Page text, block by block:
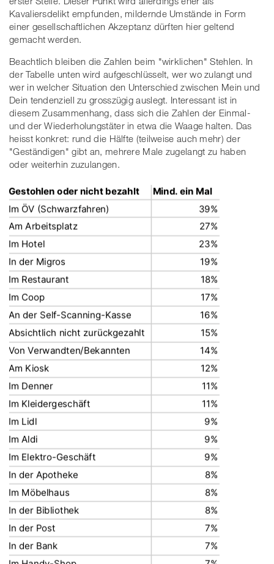
Kavaliersdelikt empfunden, mildernde Umstände in Form
einer gesellschaftlichen Akzeptanz dürften hier geltend
gemacht werden.
Beachtlich bleiben die Zahlen beim "wirklichen" Stehlen. In
der Tabelle unten wird aufgeschlüsselt, wer wo zulangt und
wer in welcher Situation den Unterschied zwischen Mein und
Dein tendenziell zu grosszügig auslegt. Interessant ist in
diesem Zusammenhang, dass sich die Zahlen der Einmal-
und der Wiederholungstäter in etwa die Waage halten. Das
heisst konkret: rund die Hälfte (teilweise auch mehr) der
"Geständigen" gibt an, mehrere Male zugelangt zu haben
oder weiterhin zuzulangen.